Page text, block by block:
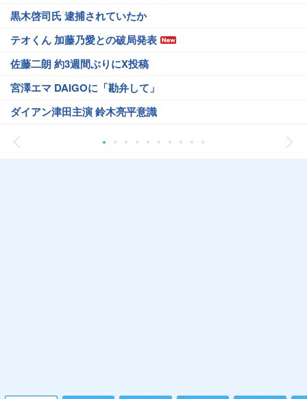
黒木啓司氏 逮捕されていたか
テオくん 加藤乃愛との破局発表
佐藤二朗 約3週間ぶりにX投稿
宮澤エマ DAIGOに「勘弁して」
ダイアン津田主演 鈴木亮平意識